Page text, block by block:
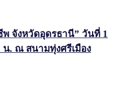
จังหวัดอุดรธานี” วันที่ 1
น. ณ สนามทุ่งศรีเมือง